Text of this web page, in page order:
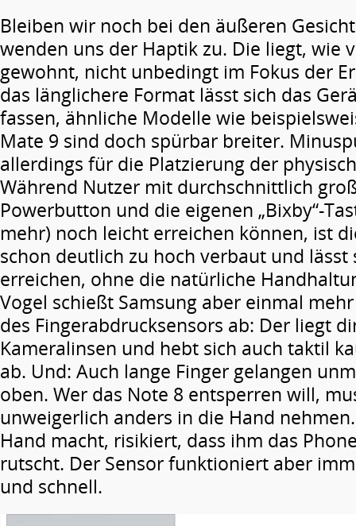
Bleiben wir noch bei den äußeren
wenden uns der Haptik zu. Die liegt, wie
gewohnt, nicht unbedingt im Fokus der
das länglichere Format lässt sich das
fassen, ähnliche Modelle wie
Mate 9 sind doch spürbar breiter.
allerdings für die Platzierung der
Während Nutzer mit durchschnittlich
Powerbutton und die eigenen „Bixby“-
mehr) noch leicht erreichen können, ist
schon deutlich zu hoch verbaut und
erreichen, ohne die natürliche
Vogel schießt Samsung aber einmal
des Fingerabdrucksensors ab: Der liegt
Kameralinsen und hebt sich auch taktil
ab. Und: Auch lange Finger gelangen
oben. Wer das Note 8 entsperren will,
unweigerlich anders in die Hand
Hand macht, risikiert, dass ihm das
rutscht. Der Sensor funktioniert aber
und schnell.